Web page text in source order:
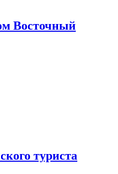
Восточный
туриста